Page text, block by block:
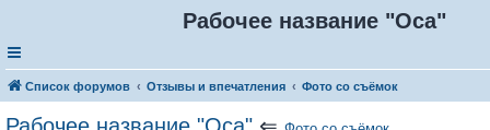
Рабочее название "Оса"
Список форумов Отзывы и впечатления Фото со съёмок